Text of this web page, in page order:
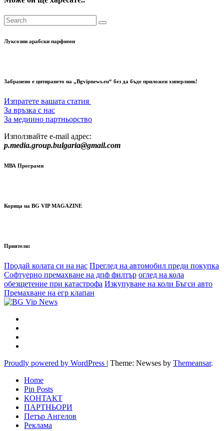
Луксозни арабски парфюми
Забранено е цитирането на „Bgvipnews.eu“ без да бъде приложен хиперлинк!
Изпратете вашата статия
За връзка с нас
За медиино партньорство
Използвайте e-mail адрес:
p.media.group.bulgaria@gmail.com
МВА Програми
Корица на BG VIP MAGAZINE
Приятели:
Продай колата си на нас Преглед на автомобил преди покупка
Софтуерно премахване на дпф филтър оглед на кола
обезщетение при катастрофа Изкупуване на коли Бъгси авто
Премахване на егр клапан
Proudly powered by WordPress | Theme: Newses by Themeansar.
Home
Pin Posts
КОНТАКТ
ПАРТНЬОРИ
Петър Ангелов
Реклама